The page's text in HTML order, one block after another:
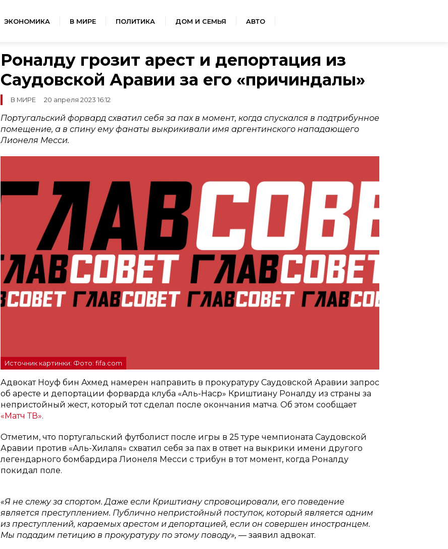
ЭКОНОМИКА В МИРЕ ПОЛИТИКА ДОМ И СЕМЬЯ АВТО
Роналду грозит арест и депортация из
Саудовской Аравии за его «причиндалы»
В МИРЕ 20 апреля 2023 16:12
Португальский форвард схватил себя за пах в момент, когда спускался в подтрибунное
помещение, а в спину ему фанаты выкрикивали имя аргентинского нападающего
Лионеля Месси.
Источник картинки: Фото: fifa.com
Адвокат Ноуф бин Ахмед намерен направить в прокуратуру Саудовской Аравии запрос
об аресте и депортации форварда клуба «Аль-Наср» Криштиану Роналду из страны за
непристойный жест, который тот сделал после окончания матча. Об этом сообщает
«Матч ТВ».
Отметим, что португальский футболист после игры в 25 туре чемпионата Саудовской
Аравии против «Аль-Хилаля» схватил себя за пах в ответ на выкрики имени другого
легендарного бомбардира Лионеля Месси с трибун в тот момент, когда Роналду
покидал поле.
«Я не слежу за спортом. Даже если Криштиану спровоцировали, его поведение
является преступлением. Публично непристойный поступок, который является одним
из преступлений, караемых арестом и депортацией, если он совершен иностранцем.
Мы подадим петицию в прокуратуру по этому поводу», — заявил адвокат.